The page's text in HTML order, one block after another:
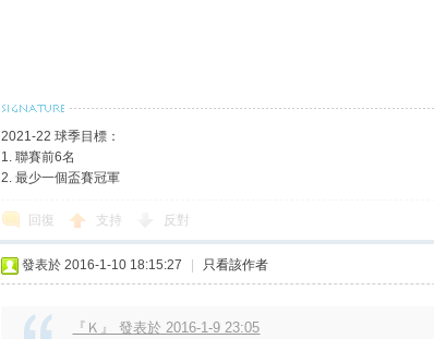
2021-22 球季目標：
1. 聯賽前6名
2. 最少一個盃賽冠軍
回復 支持 反對
發表於 2016-1-10 18:15:27 只看該作者
『Ｋ』 發表於 2016-1-9 23:05